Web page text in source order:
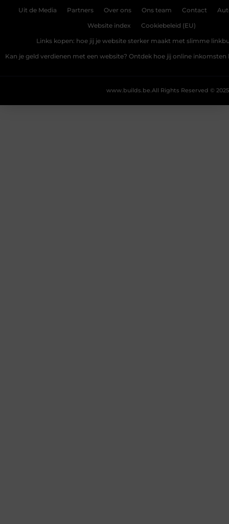
Uit de Media Partners Over ons Ons team Contact
Website index Cookiebeleid (EU)
Links kopen: hoe jij je website sterker maakt met slimme
Kan je geld verdienen met een website? Ontdek hoe jij online
All Rights Reserved © 2025
www.builds.be.